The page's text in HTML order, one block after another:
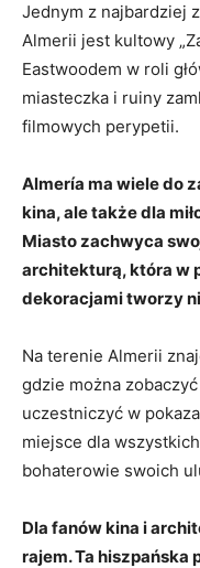
Jednym z najbardziej
Almerii jest kultowy
Eastwoodem⁢ w roli
miasteczka i ruiny
filmowych perypetii.
Almería ma wiele do
kina, ale także ‍dla
Miasto zachwyca
⁤architekturą, która w
dekoracjami tworzy
Na terenie Almerii
gdzie‌ można
uczestniczyć w
miejsce dla
bohaterowie ‌swoich
Dla fanów kina i
rajem. ⁢Ta hiszpańska